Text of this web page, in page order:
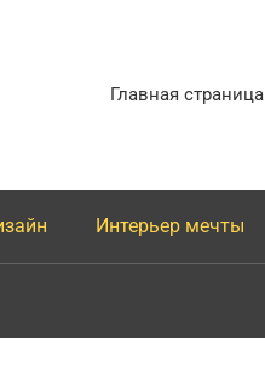
Главная страница
Интерьер мечты